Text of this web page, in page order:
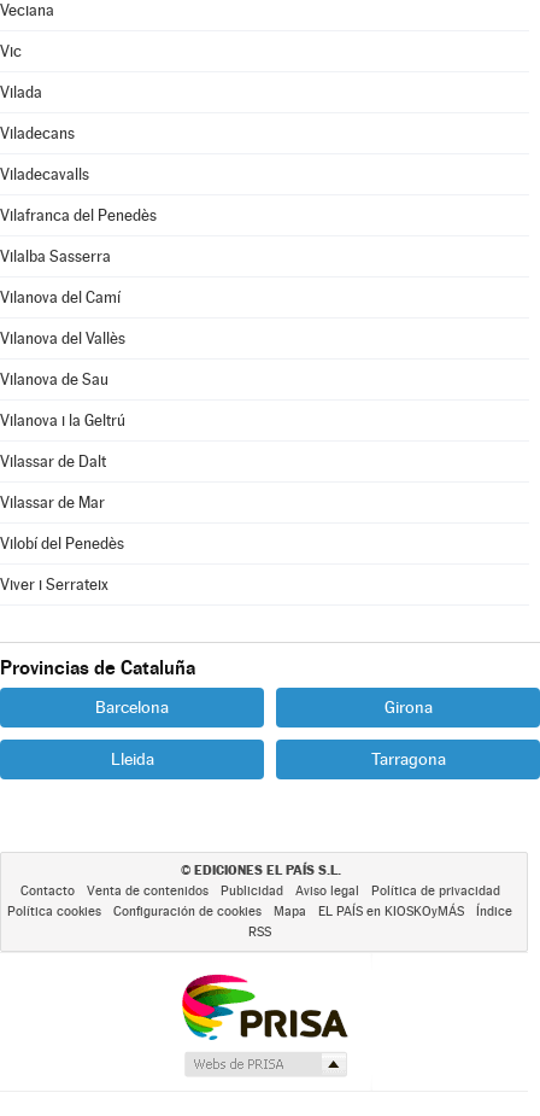
Veciana
Vic
Vilada
Viladecans
Viladecavalls
Vilafranca del Penedès
Vilalba Sasserra
Vilanova del Camí
Vilanova del Vallès
Vilanova de Sau
Vilanova i la Geltrú
Vilassar de Dalt
Vilassar de Mar
Vilobí del Penedès
Viver i Serrateix
Provincias de Cataluña
Barcelona Girona
Lleida Tarragona
© EDICIONES EL PAÍS S.L.
Contacto Venta de contenidos Publicidad Aviso legal
Política de privacidad
Política cookies
Configuración de cookies Mapa EL PAÍS en KIOSKOyMÁS
Índice
RSS